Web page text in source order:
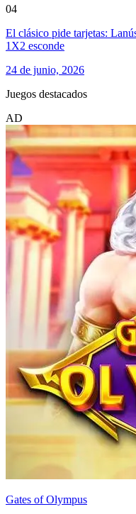
04
El clásico pide tarjetas:
1X2 esconde
24 de junio, 2026
Juegos destacados
AD
Gates of Olympus